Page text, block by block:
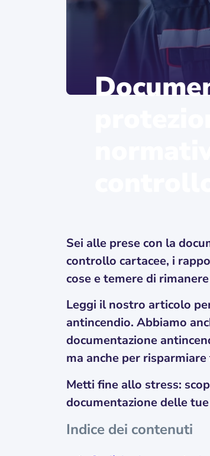
Sei alle prese con la
controllo cartacee, i
cose e temere di
Leggi il nostro articolo
antincendio. Abbiamo
documentazione
ma anche per
Metti fine allo stress:
documentazione delle
Indice dei contenuti